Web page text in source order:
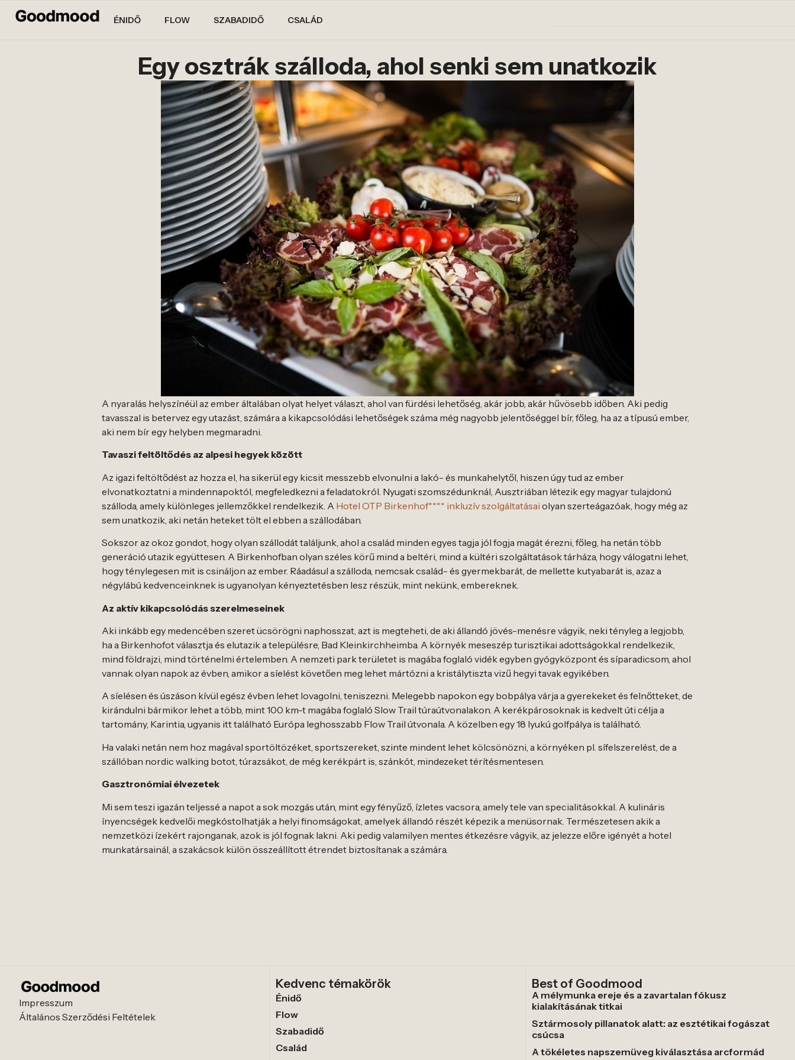
ÉNIDŐ FLOW SZABADIDŐ CSALÁD
Egy osztrák szálloda, ahol senki sem unatkozik
A nyaralás helyszínéül az ember általában olyat helyet választ, ahol van fürdési lehetőség, akár jobb, akár hűvösebb időben. Aki pedig
tavasszal is betervez egy utazást, számára a kikapcsolódási lehetőségek száma még nagyobb jelentőséggel bír, főleg, ha az a típusú ember,
aki nem bír egy helyben megmaradni.
Tavaszi feltöltődés az alpesi hegyek között
Az igazi feltöltődést az hozza el, ha sikerül egy kicsit messzebb elvonulni a lakó- és munkahelytől, hiszen úgy tud az ember
elvonatkoztatni a mindennapoktól, megfeledkezni a feladatokról. Nyugati szomszédunknál, Ausztriában létezik egy magyar tulajdonú
szálloda, amely különleges jellemzőkkel rendelkezik. A Hotel OTP Birkenhof**** inkluzív szolgáltatásai olyan szerteágazóak, hogy még az
sem unatkozik, aki netán heteket tölt el ebben a szállodában.
Sokszor az okoz gondot, hogy olyan szállodát találjunk, ahol a család minden egyes tagja jól fogja magát érezni, főleg, ha netán több
generáció utazik együttesen. A Birkenhofban olyan széles körű mind a beltéri, mind a kültéri szolgáltatások tárháza, hogy válogatni lehet,
hogy ténylegesen mit is csináljon az ember. Ráadásul a szálloda, nemcsak család- és gyermekbarát, de mellette kutyabarát is, azaz a
négylábú kedvenceinknek is ugyanolyan kényeztetésben lesz részük, mint nekünk, embereknek.
Az aktív kikapcsolódás szerelmeseinek
Aki inkább egy medencében szeret ücsörögni naphosszat, azt is megteheti, de aki állandó jövés-menésre vágyik, neki tényleg a legjobb,
ha a Birkenhofot választja és elutazik a településre, Bad Kleinkirchheimba. A környék meseszép turisztikai adottságokkal rendelkezik,
mind földrajzi, mind történelmi értelemben. A nemzeti park területet is magába foglaló vidék egyben gyógyközpont és síparadicsom, ahol
vannak olyan napok az évben, amikor a síelést követően meg lehet mártózni a kristálytiszta vizű hegyi tavak egyikében.
A síelésen és úszáson kívül egész évben lehet lovagolni, teniszezni. Melegebb napokon egy bobpálya várja a gyerekeket és felnőtteket, de
kirándulni bármikor lehet a több, mint 100 km-t magába foglaló Slow Trail túraútvonalakon. A kerékpárosoknak is kedvelt úti célja a
tartomány, Karintia, ugyanis itt található Európa leghosszabb Flow Trail útvonala. A közelben egy 18 lyukú golfpálya is található.
Ha valaki netán nem hoz magával sportöltözéket, sportszereket, szinte mindent lehet kölcsönözni, a környéken pl. sífelszerelést, de a
szállóban nordic walking botot, túrazsákot, de még kerékpárt is, szánkót, mindezeket térítésmentesen.
Gasztronómiai élvezetek
Mi sem teszi igazán teljessé a napot a sok mozgás után, mint egy fényűző, ízletes vacsora, amely tele van specialitásokkal. A kulináris
ínyencségek kedvelői megkóstolhatják a helyi finomságokat, amelyek állandó részét képezik a menüsornak. Természetesen akik a
nemzetközi ízekért rajonganak, azok is jól fognak lakni. Aki pedig valamilyen mentes étkezésre vágyik, az jelezze előre igényét a hotel
munkatársainál, a szakácsok külön összeállított étrendet biztosítanak a számára.
Impresszum
Általános Szerződési Feltételek
Kedvenc témakörök
Énidő
Flow
Szabadidő
Család
Best of Goodmood
A mélymunka ereje és a zavartalan fókusz
kialakításának titkai
Sztármosoly pillanatok alatt: az esztétikai fogászat
csúcsa
A tökéletes napszemüveg kiválasztása arcformád